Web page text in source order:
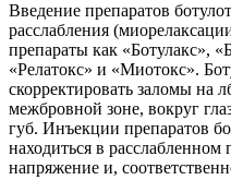
Введение препаратов
расслабления
препараты как «Ботулакс»,
«Релатокс» и «Миотокс».
скорректировать заломы на
межбровной зоне, вокруг
губ. Инъекции препаратов
находиться в
напряжение и,